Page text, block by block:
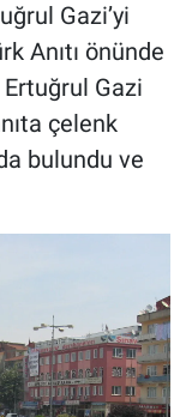
Gazi’yi
Anıtı önünde
Gazi
çelenk
bulundu ve